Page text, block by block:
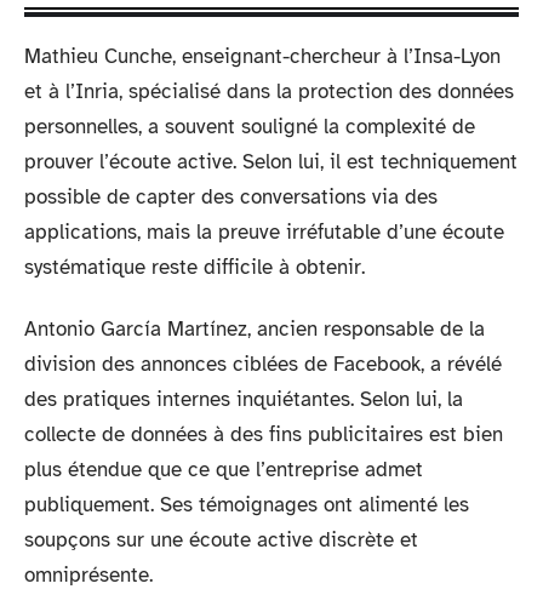
Mathieu Cunche, enseignant-chercheur à l’Insa-Lyon
et à l’Inria, spécialisé dans la protection des données
personnelles, a souvent souligné la complexité de
prouver l’écoute active. Selon lui, il est techniquement
possible de capter des conversations via des
applications, mais la preuve irréfutable d’une écoute
systématique reste difficile à obtenir.
Antonio García Martínez, ancien responsable de la
division des annonces ciblées de Facebook, a révélé
des pratiques internes inquiétantes. Selon lui, la
collecte de données à des fins publicitaires est bien
plus étendue que ce que l’entreprise admet
publiquement. Ses témoignages ont alimenté les
soupçons sur une écoute active discrète et
omniprésente.